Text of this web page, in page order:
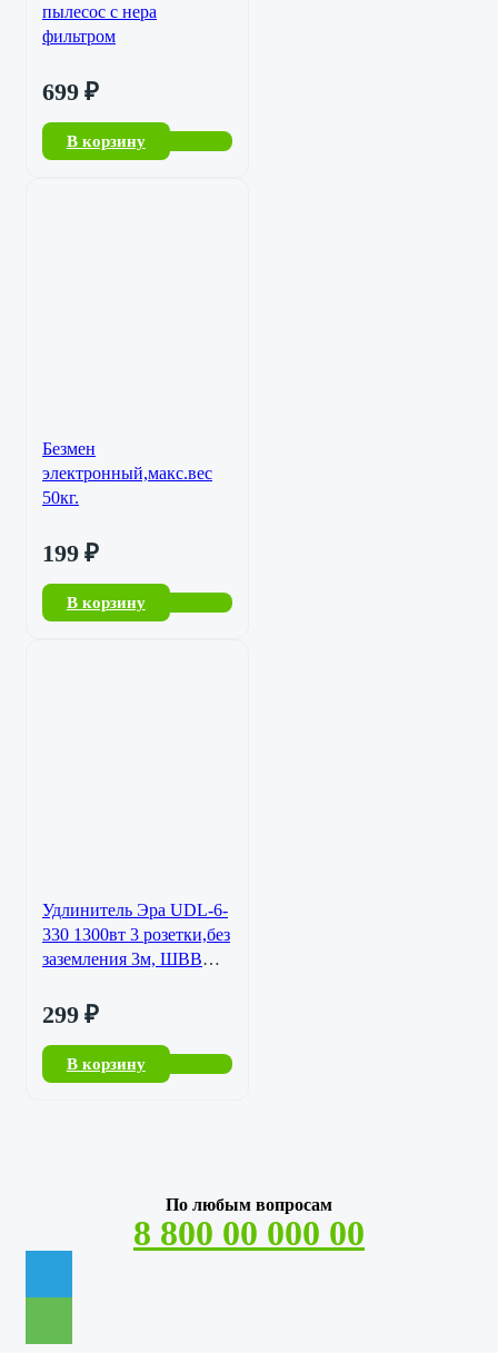
пылесос с нера
фильтром
699 ₽
В корзину
Безмен
электронный,макс.вес
50кг.
199 ₽
В корзину
Удлинитель Эра UDL-6-
330 1300вт 3 розетки,без
заземления 3м, ШВВП
299 ₽
В корзину
По любым вопросам
8 800 00 000 00